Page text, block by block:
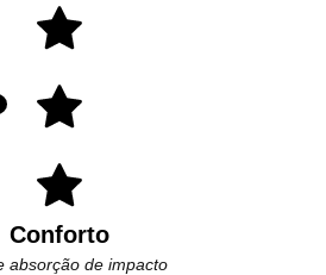
Conforto
absorção de impacto